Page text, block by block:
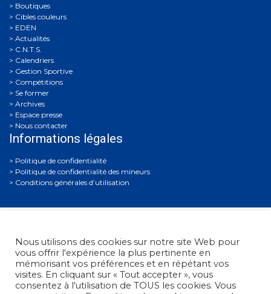
Boutiques
Cibles couleurs
EDEN
Actualités
C.N.T.S.
Calendriers
Gestion Sportive
Compétitions
Se former
Archives
Espace presse
Nous contacter
Informations légales
Politique de confidentialité
Politique de confidentialité des mineurs
Conditions générales d’utilisation
Fédération Française de Tir• 38, rue Brunel - 75017 Paris
Nous utilisons des cookies sur notre site Web pour
vous offrir l'expérience la plus pertinente en
mémorisant vos préférences et en répétant vos
visites. En cliquant sur « Tout accepter », vous
consentez à l'utilisation de TOUS les cookies. Vous